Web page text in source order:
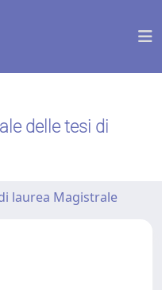
delle tesi di
laurea Magistrale